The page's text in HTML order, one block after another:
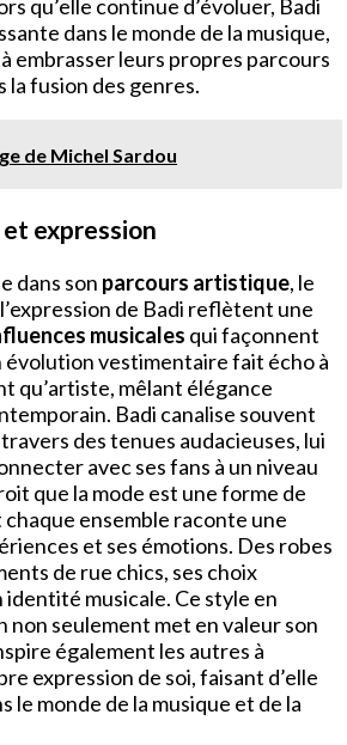
qu’elle continue d’évoluer, Badi
dans le monde de la musique,
embrasser leurs propres parcours
fusion des genres.
de Michel Sardou
expression
dans son parcours artistique, le
de Badi reflètent une
musicales qui façonnent
évolution vestimentaire fait écho à
qu’artiste, mêlant élégance
Badi canalise souvent
des tenues audacieuses, lui
avec ses fans à un niveau
que la mode est une forme de
chaque ensemble raconte une
et ses émotions. Des robes
de rue chics, ses choix
musicale. Ce style en
seulement met en valeur son
également les autres à
expression de soi, faisant d’elle
le monde de la musique et de la